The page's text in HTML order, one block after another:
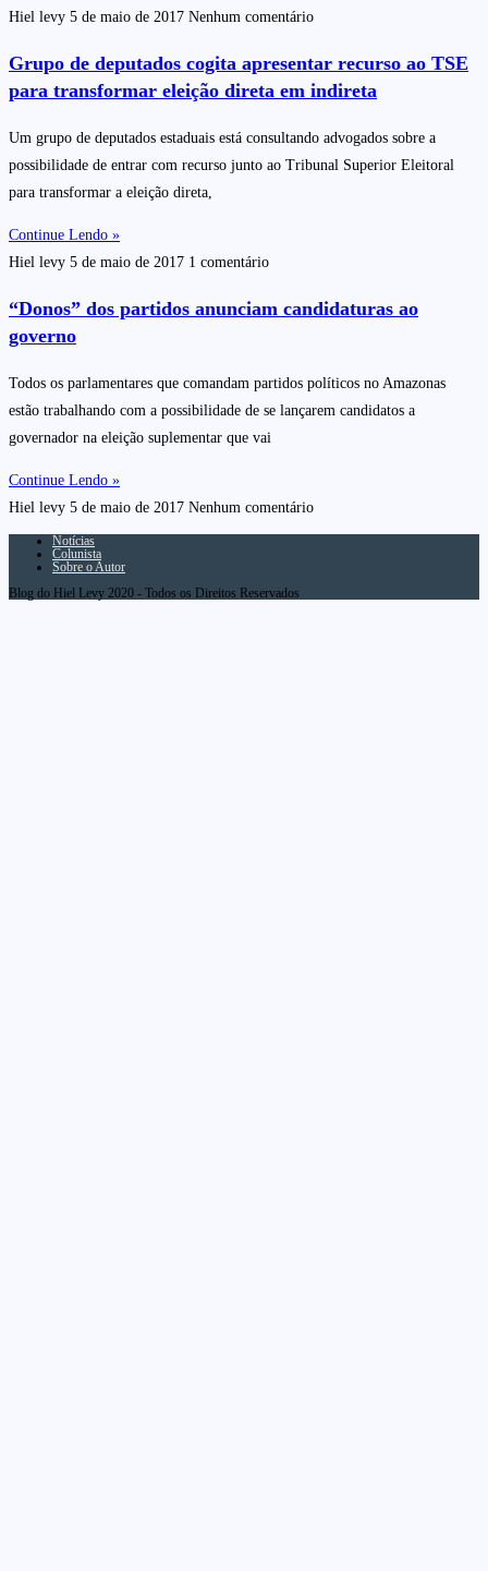
Hiel levy 5 de maio de 2017 Nenhum comentário
Grupo de deputados cogita apresentar recurso ao TSE
para transformar eleição direta em indireta
Um grupo de deputados estaduais está consultando advogados sobre a
possibilidade de entrar com recurso junto ao Tribunal Superior Eleitoral
para transformar a eleição direta,
Continue Lendo »
Hiel levy 5 de maio de 2017 1 comentário
“Donos” dos partidos anunciam candidaturas ao
governo
Todos os parlamentares que comandam partidos políticos no Amazonas
estão trabalhando com a possibilidade de se lançarem candidatos a
governador na eleição suplementar que vai
Continue Lendo »
Hiel levy 5 de maio de 2017 Nenhum comentário
Notícias
Colunista
Sobre o Autor
Blog do Hiel Levy 2020 - Todos os Direitos Reservados